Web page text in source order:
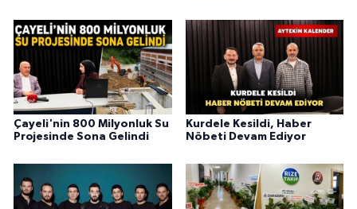
Çayeli'nin 800 Milyonluk Su
Projesinde Sona Gelindi
Kurdele Kesildi, Haber
Nöbeti Devam Ediyor